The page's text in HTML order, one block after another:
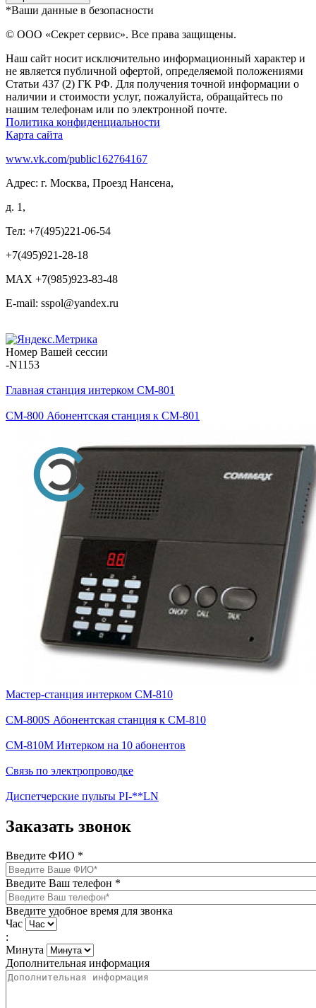
*Ваши данные в безопасности
© ООО «Секрет сервис». Все права защищены.
Наш сайт носит исключительно информационный характер и
не является публичной офертой, определяемой положениями
Статьи 437 (2) ГК РФ. Для получения точной информации о
наличии и стоимости услуг, пожалуйста, обращайтесь по
нашим телефонам или по электронной почте.
Политика конфиденциальности
Карта сайта
www.vk.com/public162764167
Адрес: г. Москва, Проезд Нансена,
д. 1,
Тел: +7(495)221-06-54
+7(495)921-28-18
MAX +7(985)923-83-48
E-mail: sspol@yandex.ru
Номер Вашей сессии
-N1153
Главная станция интерком CM-801
CM-800 Абонентская станция к CM-801
Мастер-станция интерком CM-810
CM-800S Абонентская станция к CM-810
CM-810M Интерком на 10 абонентов
Связь по электропроводке
Диспетчерские пульты PI-**LN
Заказать звонок
Введите ФИО *
Введите Ваш телефон *
Введите удобное время для звонка
Час
:
Минута
Дополнительная информация